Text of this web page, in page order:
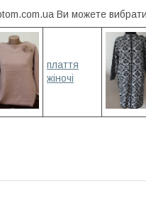
Ви можете вибрати
плаття
жіночі